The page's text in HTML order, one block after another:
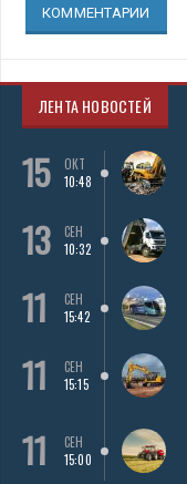
КОММЕНТАРИИ
ЛЕНТА НОВОСТЕЙ
15
ОКТ
10:48
13
СЕН
10:32
11
СЕН
15:42
11
СЕН
15:15
11
СЕН
15:00